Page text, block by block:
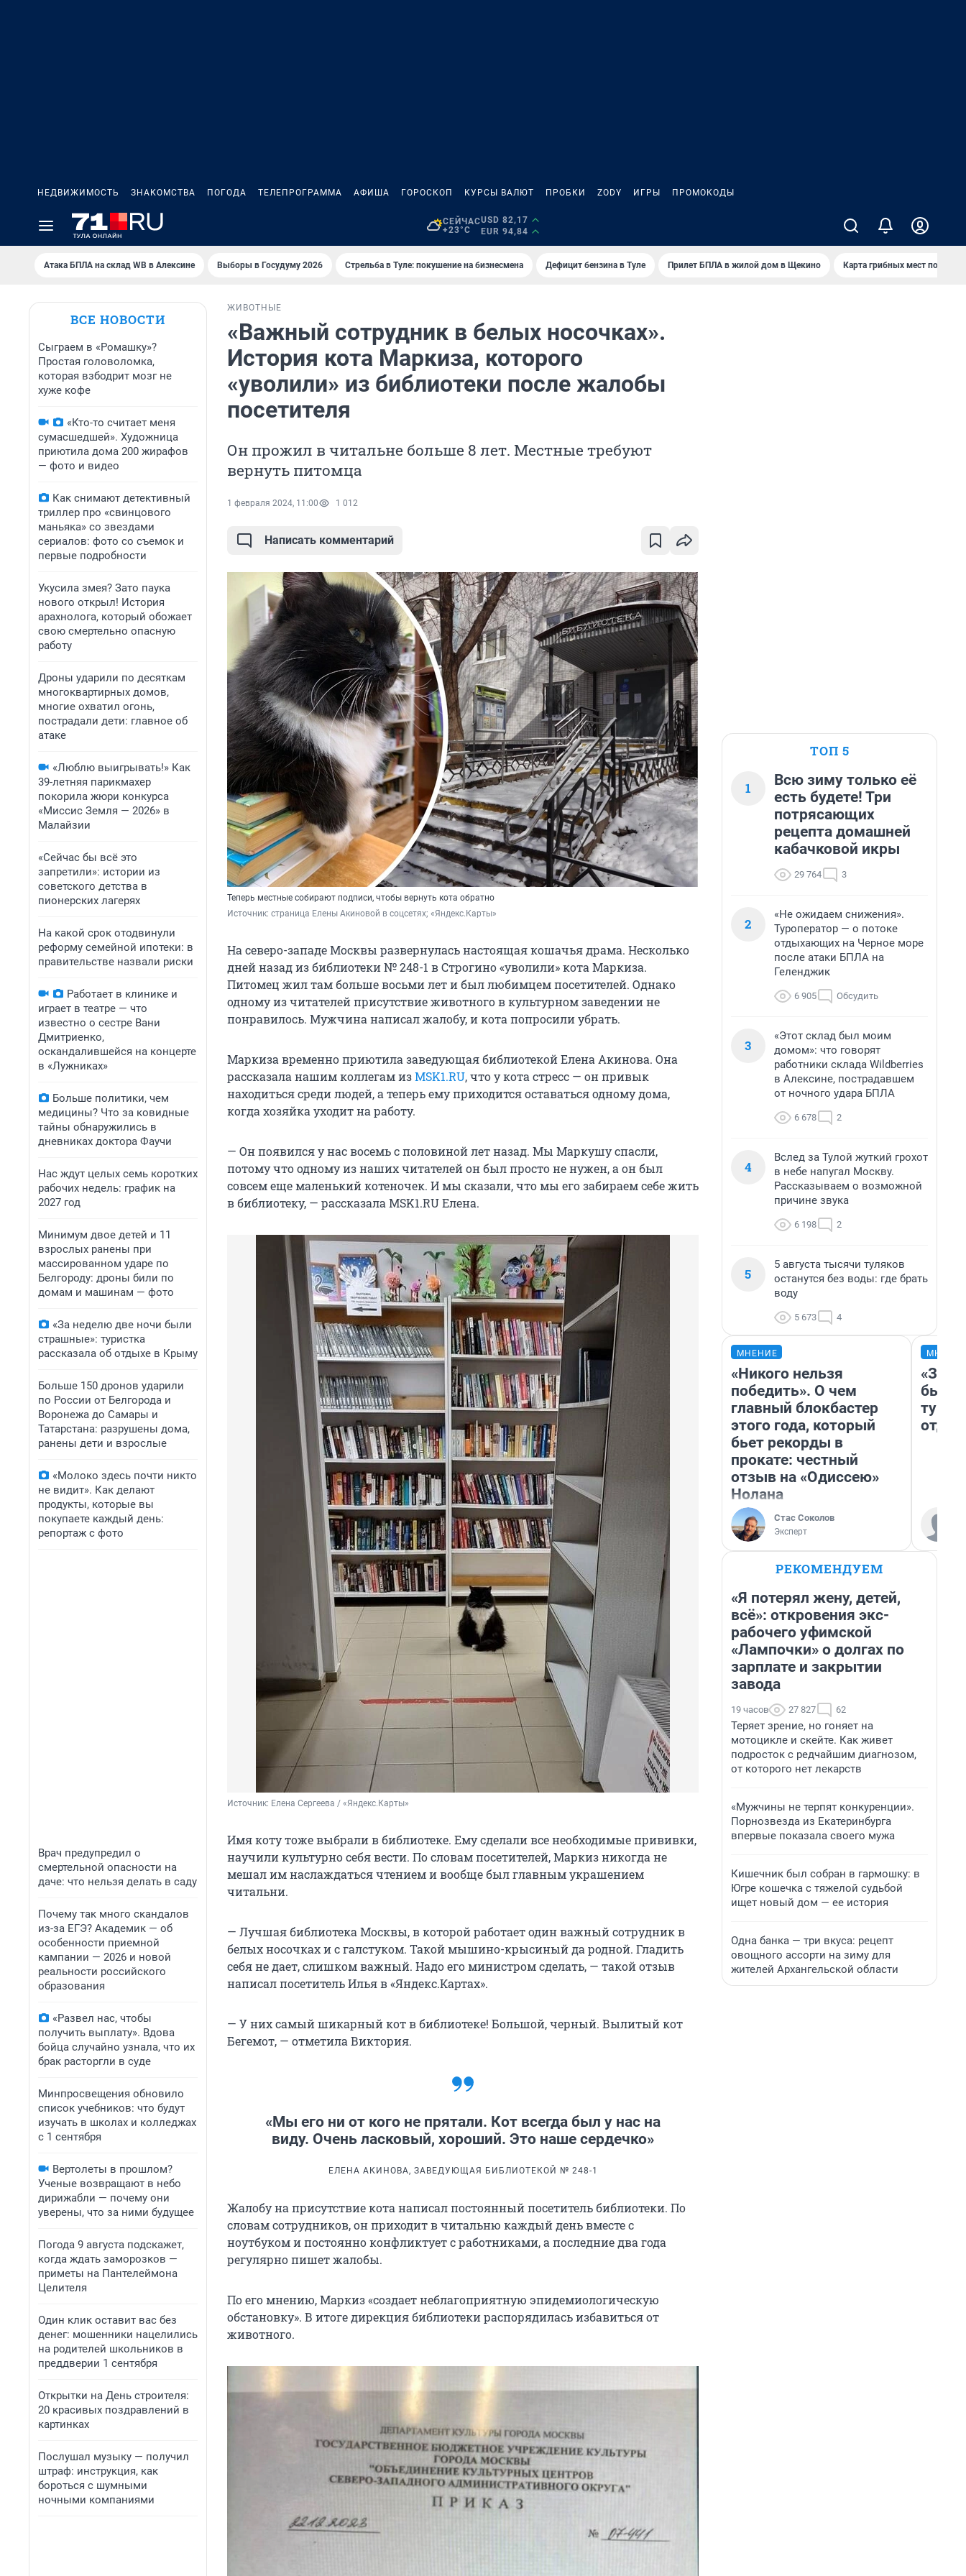
НЕДВИЖИМОСТЬ ЗНАКОМСТВА ПОГОДА ТЕЛЕПРОГРАММА АФИША ГОРОСКОП КУРСЫ ВАЛЮТ ПРОБКИ ZODY ИГРЫ ПРОМОКОДЫ
СЕЙЧАС
+23°C
USD 82,17
EUR 94,84
Атака БПЛА на склад WB в Алексине Выборы в Госудуму 2026 Стрельба в Туле: покушение на бизнесмена Дефицит бензина в Туле Прилет БПЛА в жилой дом в Щекино Карта грибных мест под
ВСЕ НОВОСТИ
Сыграем в «Ромашку»?
Простая головоломка,
которая взбодрит мозг не
хуже кофе
«Кто-то считает меня
сумасшедшей». Художница
приютила дома 200 жирафов
— фото и видео
Как снимают детективный
триллер про «свинцового
маньяка» со звездами
сериалов: фото со съемок и
первые подробности
Укусила змея? Зато паука
нового открыл! История
арахнолога, который обожает
свою смертельно опасную
работу
Дроны ударили по десяткам
многоквартирных домов,
многие охватил огонь,
пострадали дети: главное об
атаке
«Люблю выигрывать!» Как
39-летняя парикмахер
покорила жюри конкурса
«Миссис Земля — 2026» в
Малайзии
«Сейчас бы всё это
запретили»: истории из
советского детства в
пионерских лагерях
На какой срок отодвинули
реформу семейной ипотеки: в
правительстве назвали риски
Работает в клинике и
играет в театре — что
известно о сестре Вани
Дмитриенко,
оскандалившейся на концерте
в «Лужниках»
Больше политики, чем
медицины? Что за ковидные
тайны обнаружились в
дневниках доктора Фаучи
Нас ждут целых семь коротких
рабочих недель: график на
2027 год
Минимум двое детей и 11
взрослых ранены при
массированном ударе по
Белгороду: дроны били по
домам и машинам — фото
«За неделю две ночи были
страшные»: туристка
рассказала об отдыхе в Крыму
Больше 150 дронов ударили
по России от Белгорода и
Воронежа до Самары и
Татарстана: разрушены дома,
ранены дети и взрослые
«Молоко здесь почти никто
не видит». Как делают
продукты, которые вы
покупаете каждый день:
репортаж с фото
Врач предупредил о
смертельной опасности на
даче: что нельзя делать в саду
Почему так много скандалов
из-за ЕГЭ? Академик — об
особенности приемной
кампании — 2026 и новой
реальности российского
образования
«Развел нас, чтобы
получить выплату». Вдова
бойца случайно узнала, что их
брак расторгли в суде
Минпросвещения обновило
список учебников: что будут
изучать в школах и колледжах
с 1 сентября
Вертолеты в прошлом?
Ученые возвращают в небо
дирижабли — почему они
уверены, что за ними будущее
Погода 9 августа подскажет,
когда ждать заморозков —
приметы на Пантелеймона
Целителя
Один клик оставит вас без
денег: мошенники нацелились
на родителей школьников в
преддверии 1 сентября
Открытки на День строителя:
20 красивых поздравлений в
картинках
Послушал музыку — получил
штраф: инструкция, как
бороться с шумными
ночными компаниями
ЖИВОТНЫЕ
«Важный сотрудник в белых носочках».
История кота Маркиза, которого
«уволили» из библиотеки после жалобы
посетителя
Он прожил в читальне больше 8 лет. Местные требуют
вернуть питомца
1 февраля 2024, 11:00 1 012
Написать комментарий
Теперь местные собирают подписи, чтобы вернуть кота обратно
Источник: страница Елены Акиновой в соцсетях; «Яндекс.Карты»
На северо-западе Москвы развернулась настоящая кошачья драма. Несколько
дней назад из библиотеки № 248-1 в Строгино «уволили» кота Маркиза.
Питомец жил там больше восьми лет и был любимцем посетителей. Однако
одному из читателей присутствие животного в культурном заведении не
понравилось. Мужчина написал жалобу, и кота попросили убрать.
Маркиза временно приютила заведующая библиотекой Елена Акинова. Она
рассказала нашим коллегам изMSK1.RU, что у кота стресс — он привык
находиться среди людей, а теперь ему приходится оставаться одному дома,
когда хозяйка уходит на работу.
— Он появился у нас восемь с половиной лет назад. Мы Маркушу спасли,
потому что одному из наших читателей он был просто не нужен, а он был
совсем еще маленький котеночек. И мы сказали, что мы его забираем себе жить
в библиотеку, — рассказала MSK1.RU Елена.
Источник: Елена Сергеева / «Яндекс.Карты»
Имя коту тоже выбрали в библиотеке. Ему сделали все необходимые прививки,
научили культурно себя вести. По словам посетителей, Маркиз никогда не
мешал им наслаждаться чтением и вообще был главным украшением
читальни.
— Лучшая библиотека Москвы, в которой работает один важный сотрудник в
белых носочках и с галстуком. Такой мышино-крысиный да родной. Гладить
себя не дает, слишком важный. Надо его министром сделать, — такой отзыв
написал посетитель Илья в «Яндекс.Картах».
— У них самый шикарный кот в библиотеке! Большой, черный. Вылитый кот
Бегемот, — отметила Виктория.
«Мы его ни от кого не прятали. Кот всегда был у нас на
виду. Очень ласковый, хороший. Это наше сердечко»
ЕЛЕНА АКИНОВА, ЗАВЕДУЮЩАЯ БИБЛИОТЕКОЙ № 248-1
Жалобу на присутствие кота написал постоянный посетитель библиотеки. По
словам сотрудников, он приходит в читальню каждый день вместе с
ноутбуком и постоянно конфликтует с работниками, а последние два года
регулярно пишет жалобы.
По его мнению, Маркиз «создает неблагоприятную эпидемиологическую
обстановку». В итоге дирекция библиотеки распорядилась избавиться от
животного.
ТОП 5
1
Всю зиму только её
есть будете! Три
потрясающих
рецепта домашней
кабачковой икры
29 764 3
2
«Не ожидаем снижения».
Туроператор — о потоке
отдыхающих на Черное море
после атаки БПЛА на
Геленджик
6 905 Обсудить
3
«Этот склад был моим
домом»: что говорят
работники склада Wildberries
в Алексине, пострадавшем
от ночного удара БПЛА
6 678 2
4
Вслед за Тулой жуткий грохот
в небе напугал Москву.
Рассказываем о возможной
причине звука
6 198 2
5
5 августа тысячи туляков
останутся без воды: где брать
воду
5 673 4
МНЕНИЕ
«Никого нельзя
победить». О чем
главный блокбастер
этого года, который
бьет рекорды в
прокате: честный
отзыв на «Одиссею»
Нолана
Стас Соколов
Эксперт
«За
были
РЕКОМЕНДУЕМ
«Я потерял жену, детей,
всё»: откровения экс-
рабочего уфимской
«Лампочки» о долгах по
зарплате и закрытии
завода
19 часов 27 827 62
Теряет зрение, но гоняет на
мотоцикле и скейте. Как живет
подросток с редчайшим диагнозом,
от которого нет лекарств
«Мужчины не терпят конкуренции».
Порнозвезда из Екатеринбурга
впервые показала своего мужа
Кишечник был собран в гармошку: в
Югре кошечка с тяжелой судьбой
ищет новый дом — ее история
Одна банка — три вкуса: рецепт
овощного ассорти на зиму для
жителей Архангельской области